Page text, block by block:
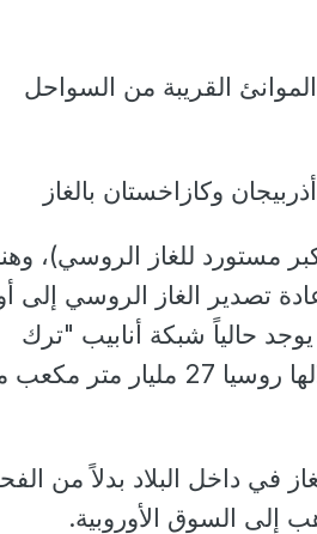
القريبة من السواحل
وكازاخستان بالغاز
مستورد للغاز الروسي)،
تصدير الغاز الروسي إلى
حالياً شبكة أنابيب "ترك
ستريم" و"بلو ستريم" إلى تركيا تصدر من خلالها روسيا 27 مليار
في داخل البلاد بدلاً من
إلى السوق الأوروبية.